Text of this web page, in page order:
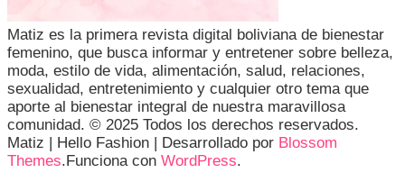
Matiz es la primera revista digital boliviana de bienestar
femenino, que busca informar y entretener sobre belleza,
moda, estilo de vida, alimentación, salud, relaciones,
sexualidad, entretenimiento y cualquier otro tema que
aporte al bienestar integral de nuestra maravillosa
comunidad. © 2025 Todos los derechos reservados.
Matiz | Hello Fashion | Desarrollado por Blossom
Themes.Funciona con WordPress.